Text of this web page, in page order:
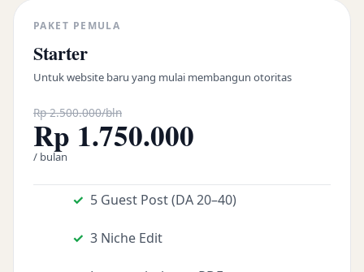
PAKET PEMULA
Starter
Untuk website baru yang mulai membangun otoritas
Rp 2.500.000/bln
Rp 1.750.000
/ bulan
5 Guest Post (DA 20–40)
3 Niche Edit